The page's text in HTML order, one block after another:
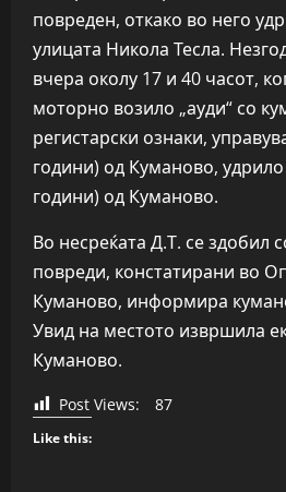
повреден, откако во него
улицата Никола Тесла.
вчера околу 17 и 40 часот,
моторно возило „ауди“ со
регистарски ознаки,
години) од Куманово,
години) од Куманово.
Во несреќата Д.Т. се здобил
повреди, констатирани во
Куманово, информира
Увид на местото извршила
Куманово.
Post Views: 87
Like this: